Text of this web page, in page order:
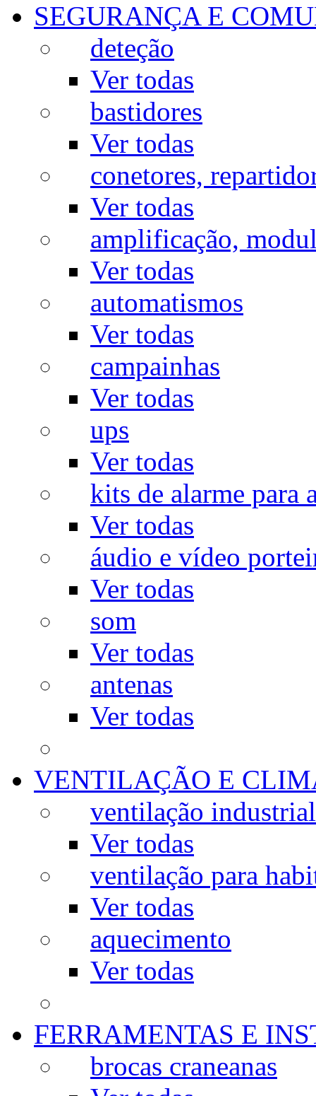
SEGURANÇA E
deteção
Ver todas
bastidores
Ver todas
conetores,
Ver todas
amplificação,
Ver todas
automatismos
Ver todas
campainhas
Ver todas
ups
Ver todas
kits de alarme para
Ver todas
áudio e vídeo
Ver todas
som
Ver todas
antenas
Ver todas
VENTILAÇÃO E
ventilação industrial
Ver todas
ventilação para
Ver todas
aquecimento
Ver todas
FERRAMENTAS E
brocas craneanas